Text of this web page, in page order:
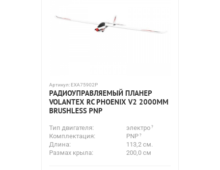
Артикул: EXA75902P
РАДИОУПРАВЛЯЕМЫЙ ПЛАНЕР
VOLANTEX RC PHOENIX V2 2000ММ
BRUSHLESS PNP
Тип двигателя:
электро
Комплектация:
PNP
Длина:
113,2 см.
Размах крыла:
200,0 см